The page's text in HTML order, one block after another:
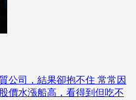
公司，結果卻抱不住 常常因
價水漲船高，看得到但吃不